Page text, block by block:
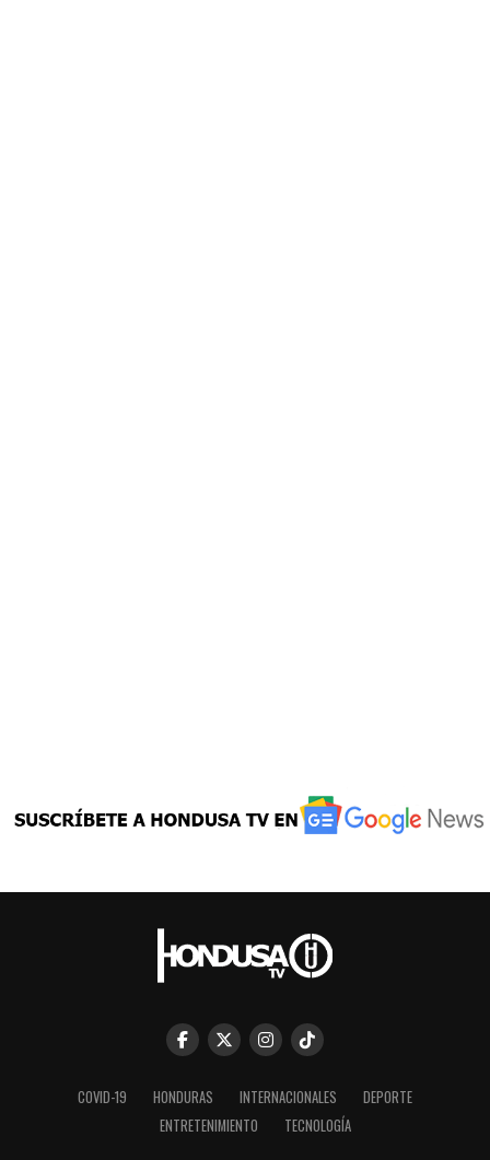
COVID-19 HONDURAS INTERNACIONALES
DEPORTE
ENTRETENIMIENTO
TECNOLOGÍA